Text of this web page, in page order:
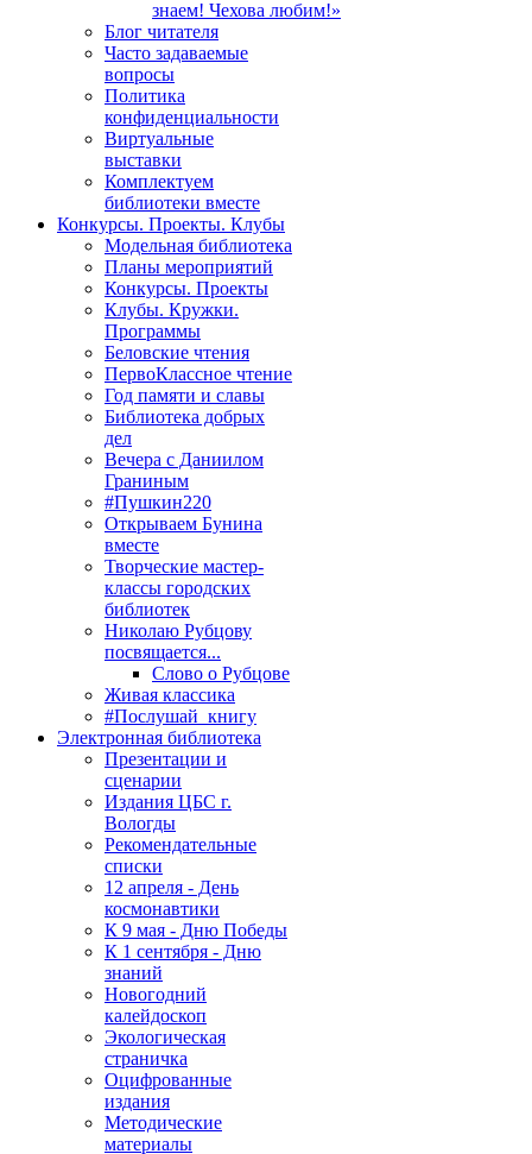
знаем! Чехова любим!»
Блог читателя
Часто задаваемые
вопросы
Политика
конфиденциальности
Виртуальные
выставки
Комплектуем
библиотеки вместе
Конкурсы. Проекты. Клубы
Модельная библиотека
Планы мероприятий
Конкурсы. Проекты
Клубы. Кружки.
Программы
Беловские чтения
ПервоКлассное чтение
Год памяти и славы
Библиотека добрых
дел
Вечера с Даниилом
Граниным
#Пушкин220
Открываем Бунина
вместе
Творческие мастер-
классы городских
библиотек
Николаю Рубцову
посвящается...
Слово о Рубцове
Живая классика
#Послушай_книгу
Электронная библиотека
Презентации и
сценарии
Издания ЦБС г.
Вологды
Рекомендательные
списки
12 апреля - День
космонавтики
К 9 мая - Дню Победы
К 1 сентября - Дню
знаний
Новогодний
калейдоскоп
Экологическая
страничка
Оцифрованные
издания
Методические
материалы